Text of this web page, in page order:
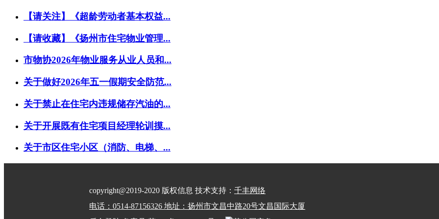
【请关注】《超龄劳动者基本权益...
【请收藏】《扬州市住宅物业管理...
市物协2026年物业服务从业人员和...
关于做好2026年五一假期安全防范...
关于禁止在住宅内违规储存汽油的...
关于开展既有住宅项目经理轮训摸...
关于市区住宅小区（消防、电梯、...
copyright@2019-2020 版权信息 技术支持： 千丰网络
电话：0514-87156326 地址：扬州市文昌中路20号文昌国际大厦